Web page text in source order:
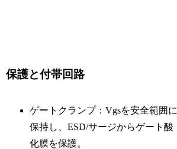
保護と付帯回路
ゲートクランプ：Vgsを安全範囲に
保持し、ESD/サージからゲート酸
化膜を保護。